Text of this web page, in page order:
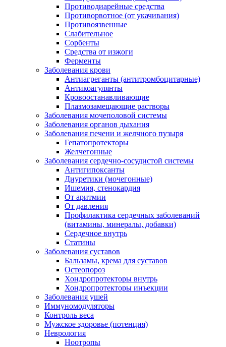
Противодиарейные средства
Противорвотное (от укачивания)
Противоязвенные
Слабительное
Сорбенты
Средства от изжоги
Ферменты
Заболевания крови
Антиагреганты (антитромбоцитарные)
Антикоагулянты
Кровоостанавливающие
Плазмозамещающие растворы
Заболевания мочеполовой системы
Заболевания органов дыхания
Заболевания печени и желчного пузыря
Гепатопротекторы
Желчегонные
Заболевания сердечно-сосудистой системы
Антигипоксанты
Диуретики (мочегонные)
Ишемия, стенокардия
От аритмии
От давления
Профилактика сердечных заболеваний
(витамины, минералы, добавки)
Сердечное внутрь
Статины
Заболевания суставов
Бальзамы, крема для суставов
Остеопороз
Хондропротекторы внутрь
Хондропротекторы инъекции
Заболевания ушей
Иммуномодуляторы
Контроль веса
Мужское здоровье (потенция)
Неврология
Ноотропы